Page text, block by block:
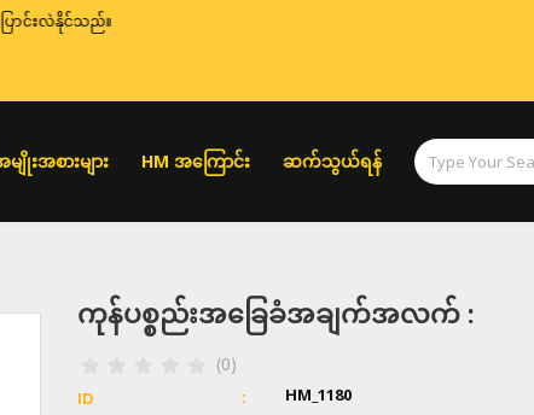
နိုင်သည်။
ျိုးအစားများ HM အကြောင်း ဆက်သွယ်ရန်
ကုန်ပစ္စည်းအခြေခံအချက်အလက် :
(0)
ID HM_1180